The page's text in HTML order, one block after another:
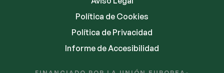
Política de Cookies
Política de Privacidad
Informe de Accesibilidad